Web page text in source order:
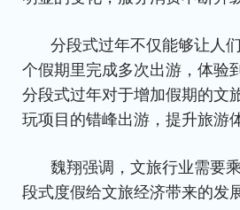
分段式过年不仅能够让人
个假期里完成多次出游，体验
分段式过年对于增加假期的文
玩项目的错峰出游，提升旅游
魏翔强调，文旅行业需要
段式度假给文旅经济带来的发